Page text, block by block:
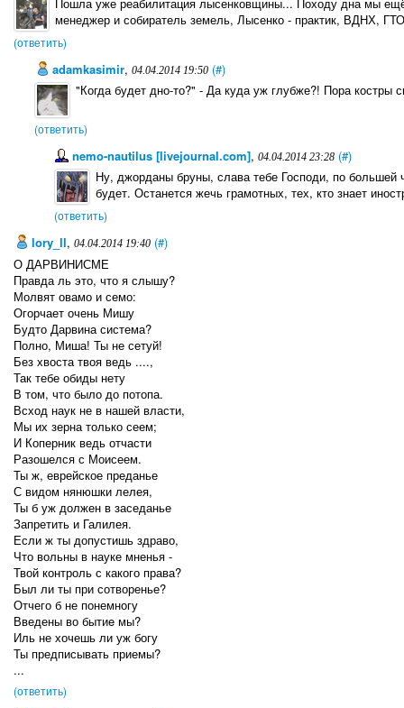
менеджер и собиратель земель, Лысенко - практик, ВДНХ,
(ответить)
adamkasimir, 04.04.2014 19:50 (#)
"Когда будет дно-то?" - Да куда уж глубже?! Пора
(ответить)
nemo-nautilus [livejournal.com],04.04.2014 23:28 (#)
Ну, джорданы бруны, слава тебе Господи, по
будет. Останется жечь грамотных, тех, кто знает
(ответить)
lory_ll, 04.04.2014 19:40 (#)
О ДАРВИНИСМЕ
Правда ль это, что я слышу?
Молвят овамо и семо:
Огорчает очень Мишу
Будто Дарвина система?
Полно, Миша! Ты не сетуй!
Без хвоста твоя ведь ....,
Так тебе обиды нету
В том, что было до потопа.
Всход наук не в нашей власти,
Мы их зерна только сеем;
И Коперник ведь отчасти
Разошелся с Моисеем.
Ты ж, еврейское преданье
С видом нянюшки лелея,
Ты б уж должен в заседанье
Запретить и Галилея.
Если ж ты допустишь здраво,
Что вольны в науке мненья -
Твой контроль с какого права?
Был ли ты при сотворенье?
Отчего б не понемногу
Введены во бытиe мы?
Иль не хочешь ли уж богу
Ты предписывать приемы?
...
(ответить)